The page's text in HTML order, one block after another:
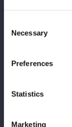
Selection
Necessary
Preferences
Statistics
Marketing